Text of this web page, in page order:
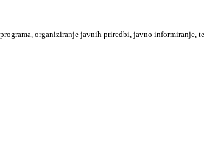
organiziranje javnih priredbi, javno